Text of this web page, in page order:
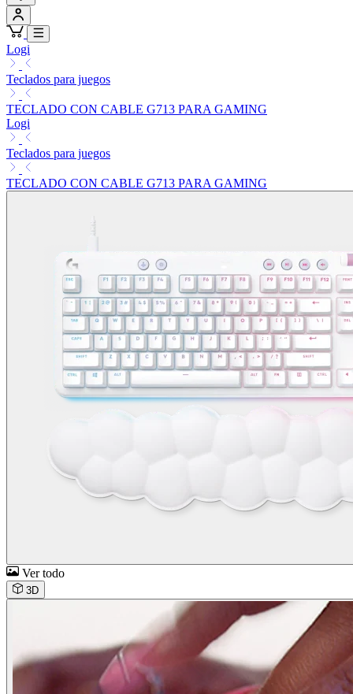
Logi
Teclados para juegos
TECLADO CON CABLE G713 PARA GAMING
Logi
Teclados para juegos
TECLADO CON CABLE G713 PARA GAMING
Ver todo
3D